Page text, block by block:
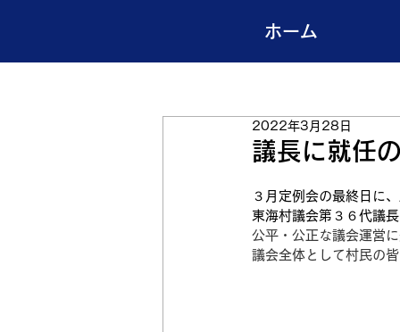
ホーム
議長に就任
2022年3月28日
３月定例会の最終日に
東海村議会第３６代議
公平・公正な議会運営
議会全体として村民の